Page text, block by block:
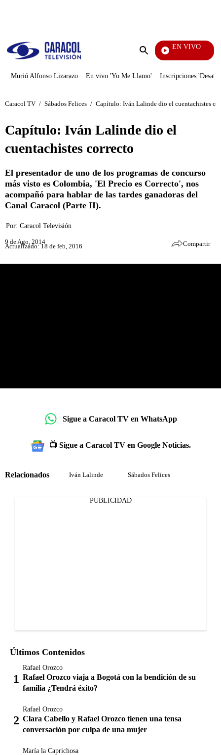
Enviar
EN VIVO
Televentas
Murió Alfonso Lizarazo En vivo 'Yo Me Llamo' Inscripciones
Caracol TV / Sábados Felices / Capítulo: Iván Lalinde dio el cuentachistes
Capítulo: Iván Lalinde dio el
cuentachistes correcto
El presentador de uno de los programas de concurso
más visto es Colombia, 'El Precio es Correcto', nos
acompañó para hablar de las tardes ganadoras del
Canal Caracol (Parte II).
Por: Caracol Televisión
9 de Ago, 2014
Actualizado: 18 de feb, 2016 Compartir
Sigue a Caracol TV en WhatsApp
📺 Sigue a Caracol TV en Google Noticias.
Relacionados Iván Lalinde Sábados Felices
PUBLICIDAD
Últimos Contenidos
Rafael Orozco
Rafael Orozco viaja a Bogotá con la bendición de su
familia ¿Tendrá éxito?
Rafael Orozco
Clara Cabello y Rafael Orozco tienen una tensa
conversación por culpa de una mujer
María la Caprichosa